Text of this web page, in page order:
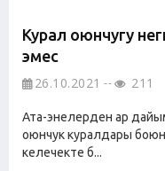
Курал оюнчугу
эмес
26.10.2021 211
Ата-энелерден ар
оюнчук куралдары
келечекте б...